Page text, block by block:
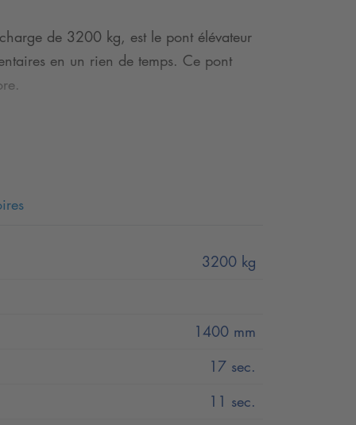
de 3200 kg, est le pont élévateur
en un rien de temps. Ce pont
encombrement, son accès à 360°
Mobil 3200 - 1Ph lève un large éventail
les surfaces de réception. Les
3200 kg
1400 mm
17 sec.
11 sec.